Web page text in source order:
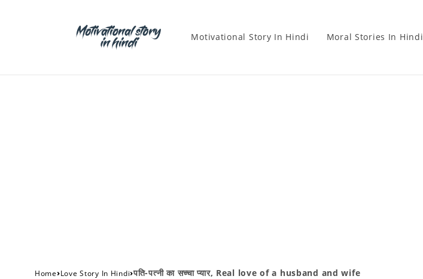
Motivational Story In Hindi Moral Stories In Hindi
Home›Love Story In Hindi›पति-पत्नी का सच्चा प्यार, Real love of a husband and wife